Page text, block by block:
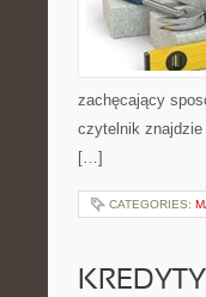
zachęcający
czytelnik znajdzie
[…]
CATEGORIES: